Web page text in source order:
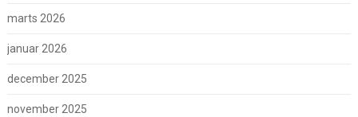
marts 2026
januar 2026
december 2025
november 2025